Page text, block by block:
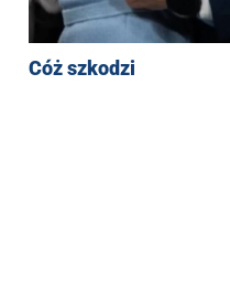
Cóż szkodzi